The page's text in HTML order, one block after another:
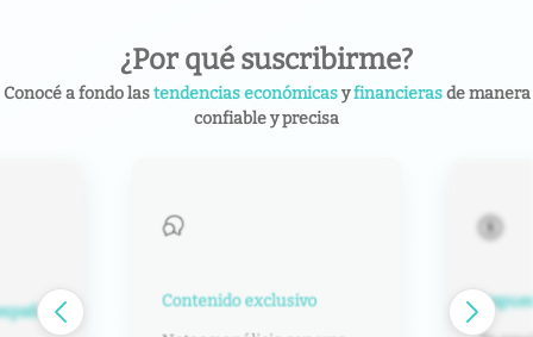
¿Por qué suscribirme?
Conocé a fondo lastendencias económicasyfinancierasde manera
confiable y precisa
Contenido exclusivo